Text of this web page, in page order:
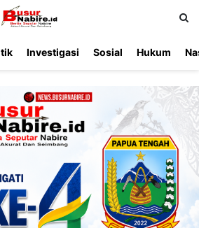
Investigasi Sosial Hukum